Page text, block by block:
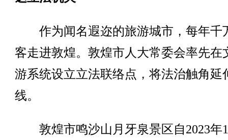
作为闻名遐迩的旅游城市，每年千
客走进敦煌。敦煌市人大常委会率先在
游系统设立立法联络点，将法治触角延
线。
敦煌市鸣沙山月牙泉景区自2023年